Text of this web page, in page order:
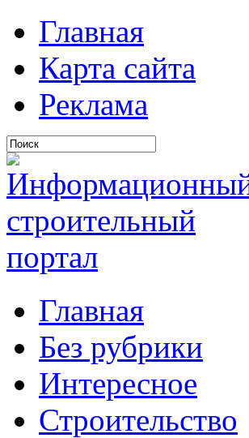
Главная
Карта сайта
Реклама
Главная
Без рубрики
Интересное
Строительство